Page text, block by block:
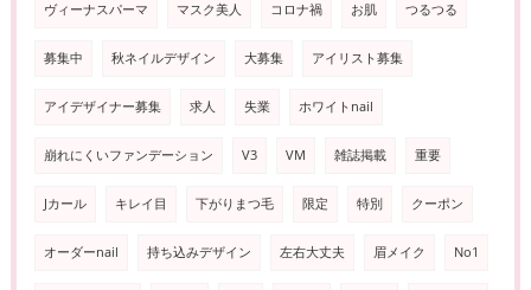
ヴィーナスパーマ マスク美人 コロナ禍 お肌 つるつる
募集中 秋ネイルデザイン 大募集 アイリスト募集
アイデザイナー募集 求人 失業 ホワイトnail
崩れにくいファンデーション V3 VM 雑誌掲載 重要
Jカール キレイ目 下がりまつ毛 限定 特別 クーポン
オーダーnail 持ち込みデザイン 左右大丈夫 眉メイク No1